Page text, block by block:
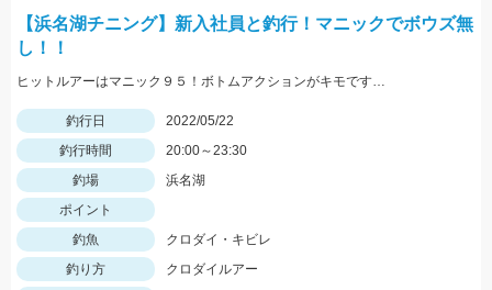
【浜名湖チニング】新入社員と釣行！マニックでボウズ無
し！！
ヒットルアーはマニック９５！ボトムアクションがキモです…
釣行日
2022/05/22
釣行時間
20:00～23:30
釣場
浜名湖
ポイント
釣魚
クロダイ・キビレ
釣り方
クロダイルアー